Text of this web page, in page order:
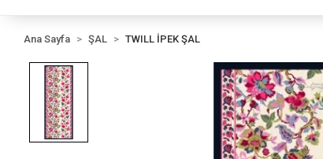
Ana Sayfa ŞAL TWILL İPEK ŞAL